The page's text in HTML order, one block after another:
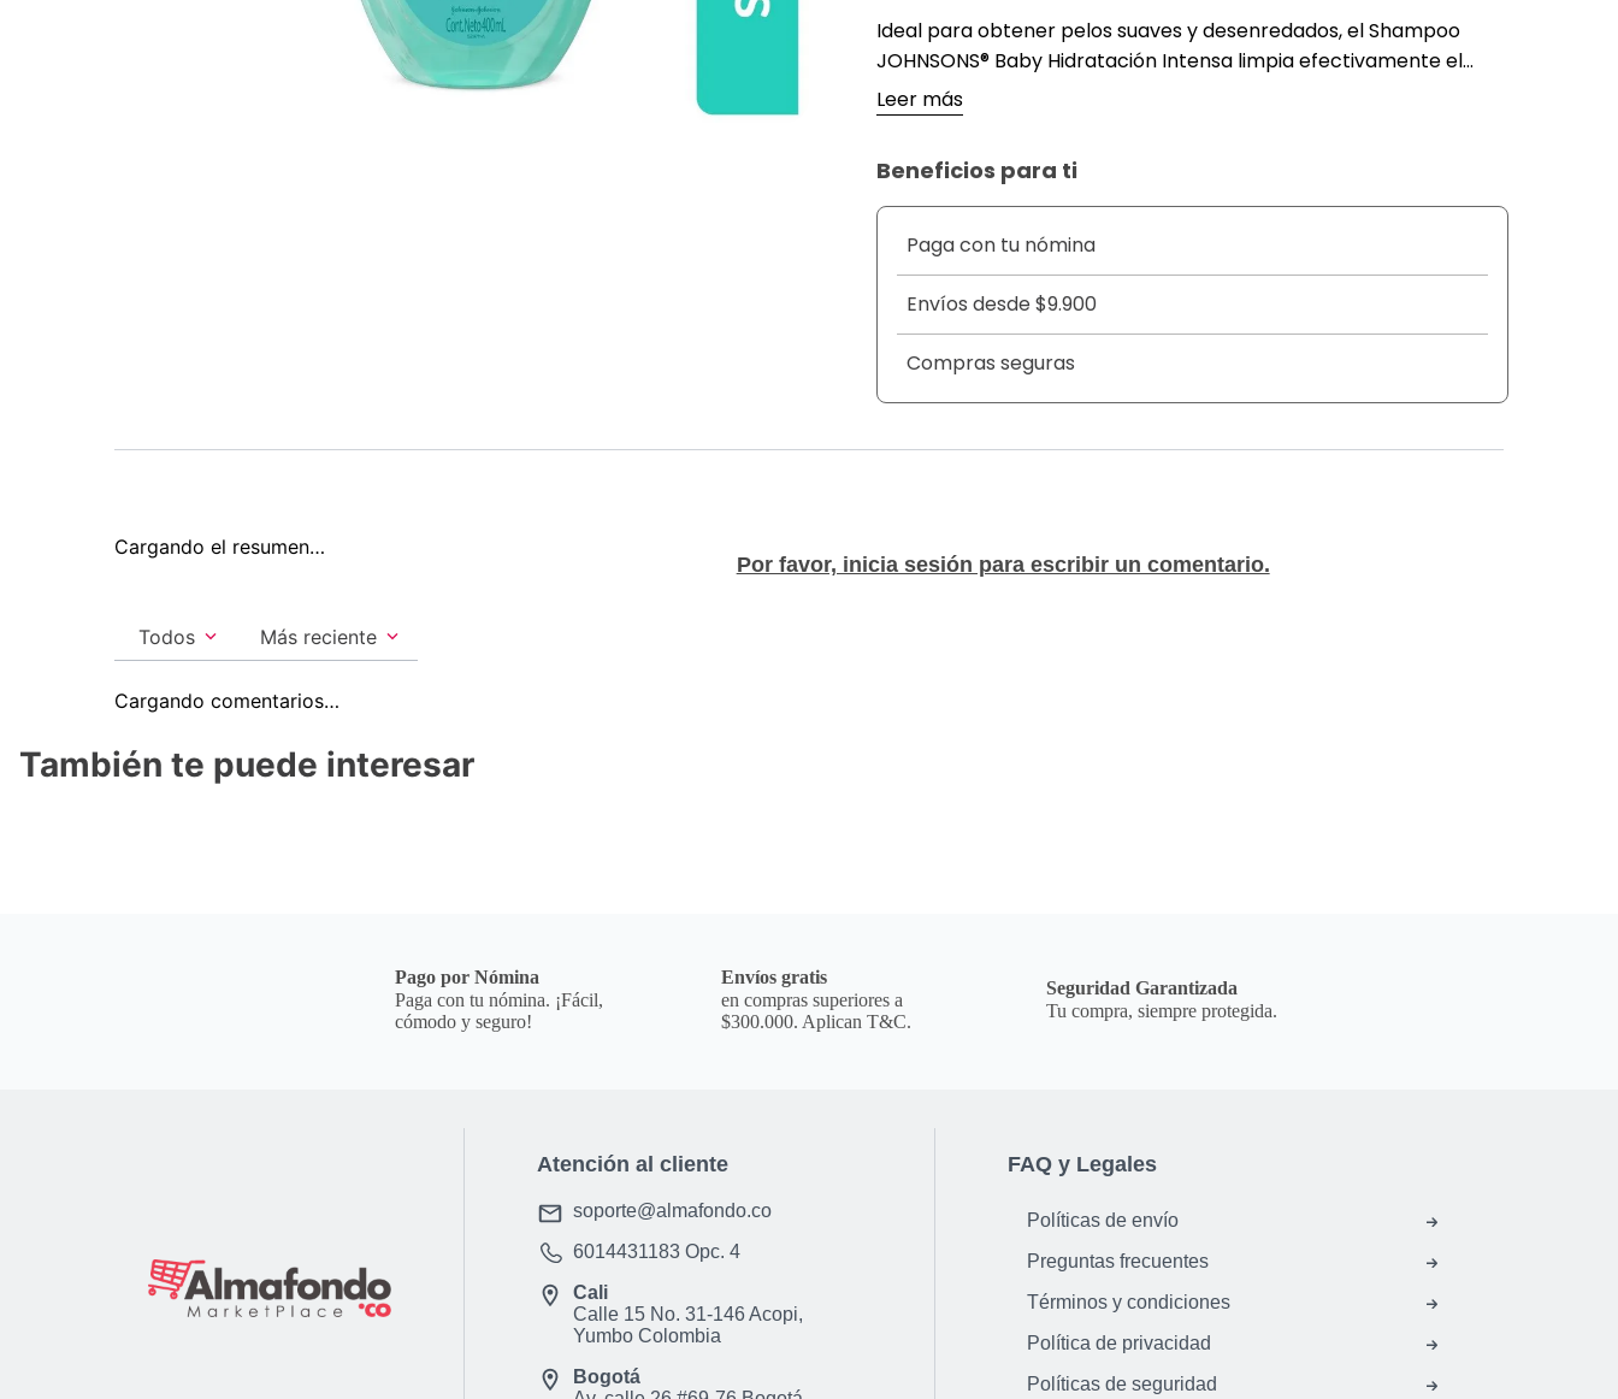
Ideal para obtener pelos suaves y desenredados, el Shampoo
JOHNSONS® Baby Hidratación Intensa limpia efectivamente el
pelo de tu bebé y lo deja hidratados y fácil de desenredar gracias
a su fórmula con 3x más agentes acondicionadores. Además,
parabenos, sulfatos y ftalatos. Los resultados serán aún mejores si
se complementa con los productos de la línea acondicionador y
crema para peinar.
Leer más
Beneficios para ti
Paga con tu nómina
Envíos desde $9.900
Compras seguras
Cargando el resumen…
Por favor, inicia sesión para escribir un comentario.
Más reciente
Todos
Cargando comentarios…
También te puede interesar
Pago por Nómina
Paga con tu nómina. ¡Fácil,
cómodo y seguro!
Envíos gratis
en compras superiores a
$300.000. Aplican T&C.
Seguridad Garantizada
Tu compra, siempre protegida.
Atención al cliente
soporte@almafondo.co
6014431183Opc. 4
Cali
Calle 15 No. 31-146 Acopi,
Yumbo Colombia
Bogotá
FAQ y Legales
Políticas de envío
Preguntas frecuentes
Términos y condiciones
Política de privacidad
Políticas de seguridad